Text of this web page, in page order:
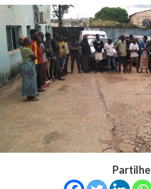
Partilhe